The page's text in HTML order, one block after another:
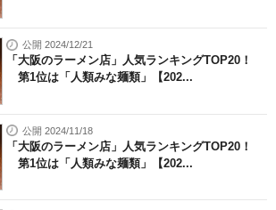
公開 2024/12/21
「大阪のラーメン店」人気ランキングTOP20！
第1位は「人類みな麺類」【202...
公開 2024/11/18
「大阪のラーメン店」人気ランキングTOP20！
第1位は「人類みな麺類」【202...